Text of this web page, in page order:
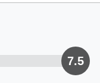
7.5